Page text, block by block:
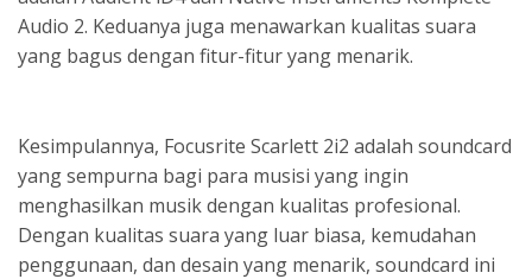
Audio 2. Keduanya juga menawarkan kualitas suara
yang bagus dengan fitur-fitur yang menarik.
Kesimpulannya, Focusrite Scarlett 2i2 adalah soundcard
yang sempurna bagi para musisi yang ingin
menghasilkan musik dengan kualitas profesional.
Dengan kualitas suara yang luar biasa, kemudahan
penggunaan, dan desain yang menarik, soundcard ini